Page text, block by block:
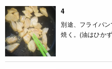
4
別途、フライパ
焼く。(油はひか